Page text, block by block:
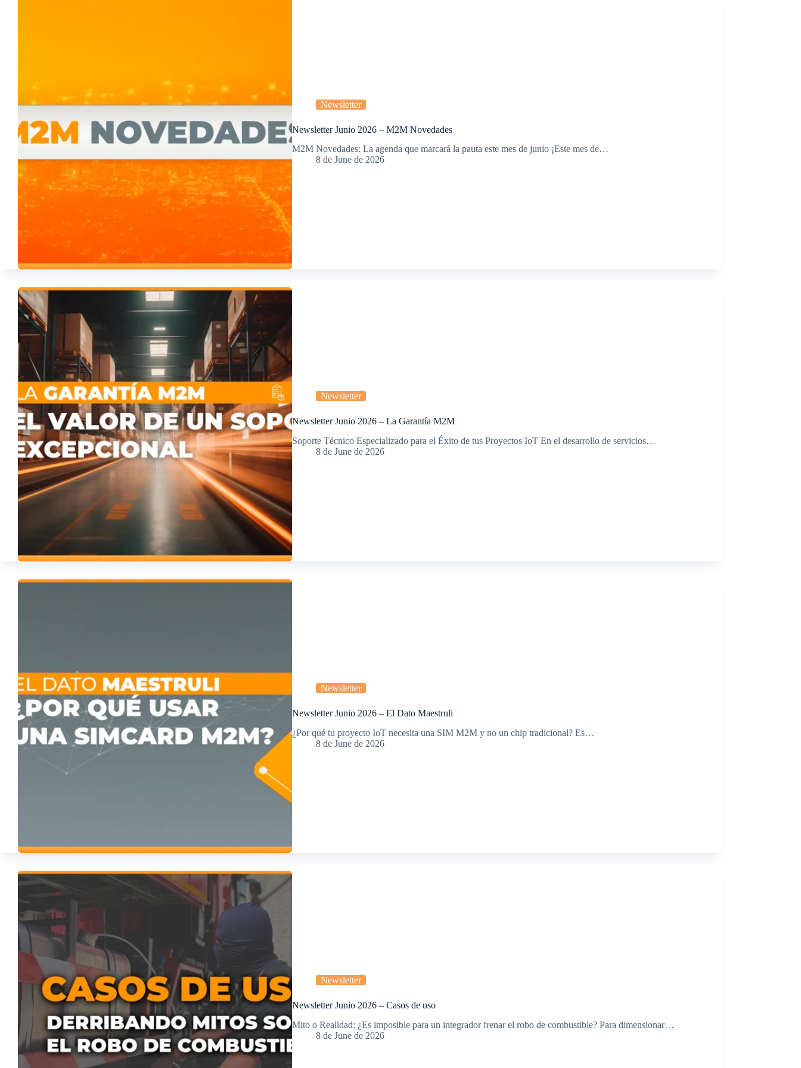
Newsletter
Newsletter Junio 2026 – M2M Novedades
M2M Novedades: La agenda que marcará la pauta este mes de junio ¡Este mes de…
8 de June de 2026
Newsletter
Newsletter Junio 2026 – La Garantía M2M
Soporte Técnico Especializado para el Éxito de tus Proyectos IoT En el desarrollo de servicios…
8 de June de 2026
Newsletter
Newsletter Junio 2026 – El Dato Maestruli
¿Por qué tu proyecto IoT necesita una SIM M2M y no un chip tradicional? Es…
8 de June de 2026
Newsletter
Newsletter Junio 2026 – Casos de uso
Mito o Realidad: ¿Es imposible para un integrador frenar el robo de combustible? Para dimensionar…
8 de June de 2026